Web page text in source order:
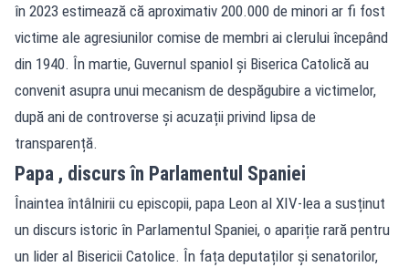
în 2023 estimează că aproximativ 200.000 de minori ar fi fost
victime ale agresiunilor comise de membri ai clerului începând
din 1940. În martie, Guvernul spaniol și Biserica Catolică au
convenit asupra unui mecanism de despăgubire a victimelor,
după ani de controverse și acuzații privind lipsa de
transparență.
Papa , discurs în Parlamentul Spaniei
Înaintea întâlnirii cu episcopii, papa Leon al XIV-lea a susținut
un discurs istoric în Parlamentul Spaniei, o apariție rară pentru
un lider al Bisericii Catolice. În fața deputaților și senatorilor,